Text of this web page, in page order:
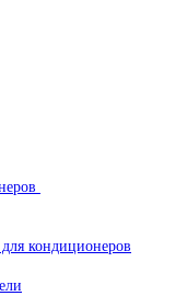
кондиционеров